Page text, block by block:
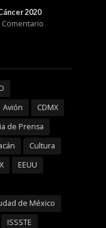
2020
Comentario
Avión
CDMX
de Prensa
Cultura
EEUU
de México
ISSSTE